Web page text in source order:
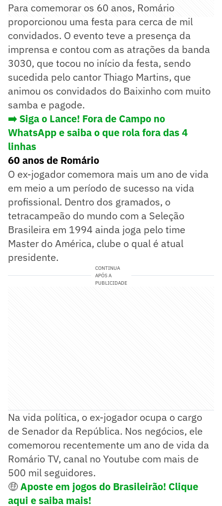
Para comemorar os 60 anos, Romário
proporcionou uma festa para cerca de mil
convidados. O evento teve a presença da
imprensa e contou com as atrações da banda
3030, que tocou no início da festa, sendo
sucedida pelo cantor Thiago Martins, que
animou os convidados do Baixinho com muito
samba e pagode.
➡️ Siga o Lance! Fora de Campo no
WhatsApp e saiba o que rola fora das 4
linhas
60 anos de Romário
O ex-jogador comemora mais um ano de vida
em meio a um período de sucesso na vida
profissional. Dentro dos gramados, o
tetracampeão do mundo com a Seleção
Brasileira em 1994 ainda joga pelo time
Master do América, clube o qual é atual
presidente.
CONTINUA
APÓS A
PUBLICIDADE
Na vida política, o ex-jogador ocupa o cargo
de Senador da República. Nos negócios, ele
comemorou recentemente um ano de vida da
Romário TV, canal no Youtube com mais de
500 mil seguidores.
🤑Aposte em jogos do Brasileirão! Clique
aqui e saiba mais!